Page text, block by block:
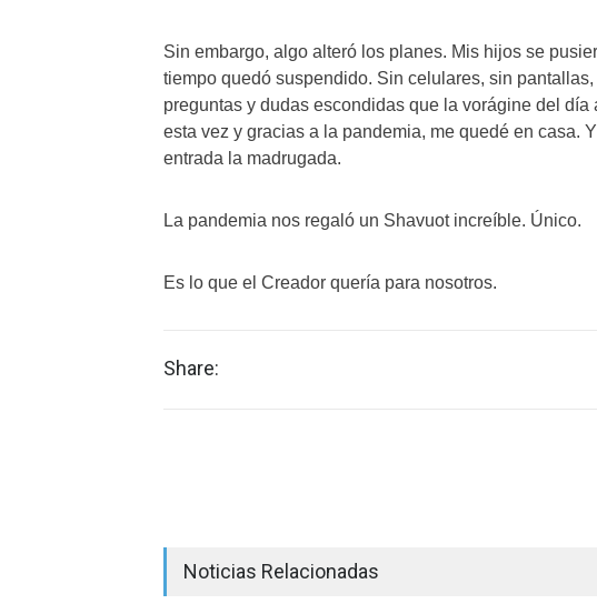
Sin embargo, algo alteró los planes. Mis hijos se
tiempo quedó suspendido. Sin celulares, sin
preguntas y dudas escondidas que la vorágine del
esta vez y gracias a la pandemia, me quedé en casa.
entrada la madrugada.
La pandemia nos regaló un Shavuot increíble. Único.
Es lo que el Creador quería para nosotros.
Share:
Noticias Relacionadas